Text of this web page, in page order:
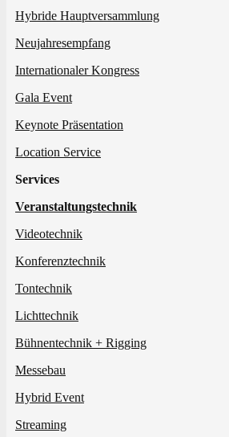
Hybride Hauptversammlung
Neujahresempfang
Internationaler Kongress
Gala Event
Keynote Präsentation
Location Service
Services
Veranstaltungstechnik
Videotechnik
Konferenztechnik
Tontechnik
Lichttechnik
Bühnentechnik + Rigging
Messebau
Hybrid Event
Streaming